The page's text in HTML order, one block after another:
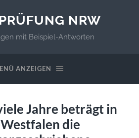
NRW
mit Beispiel-Antworten
ANZEIGEN
Jahre beträgt in
die